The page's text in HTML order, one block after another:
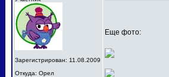
Зарегистрирован: 11.08.2009
Откуда: Орел
Еще фото: